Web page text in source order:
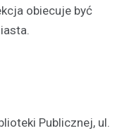
obiecuje być
Publicznej, ul.
użyciem broni i
używając